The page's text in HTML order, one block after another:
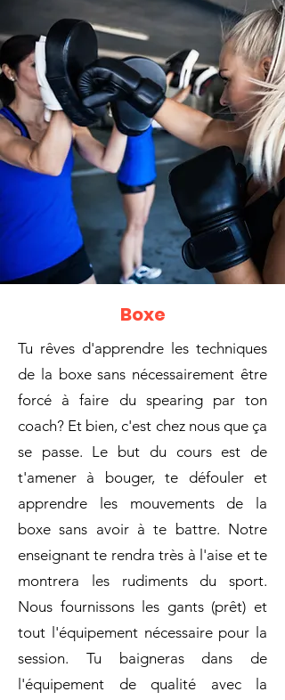
Boxe
Tu rêves d'apprendre les techniques
de la boxe sans nécessairement être
forcé à faire du spearing par ton
coach? Et bien, c'est chez nous que ça
se passe. Le but du cours est de
t'amener à bouger, te défouler et
apprendre les mouvements de la
boxe sans avoir à te battre. Notre
enseignant te rendra très à l'aise et te
montrera les rudiments du sport.
Nous fournissons les gants (prêt) et
tout l'équipement nécessaire pour la
session. Tu baigneras dans de
l'équipement de qualité avec la